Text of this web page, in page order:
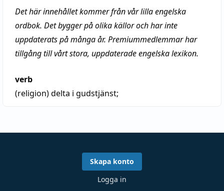
Det här innehållet kommer från vår lilla engelska
ordbok. Det bygger på olika källor och har inte
uppdaterats på många år. Premiummedlemmar har
tillgång till vårt stora, uppdaterade engelska lexikon.
verb
(religion)delta i gudstjänst;
Skapa konto
Logga in